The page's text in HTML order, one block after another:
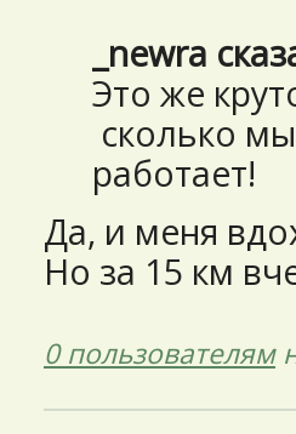
_newra
Это же
сколько
работает!
Да, и меня
Но за 15 км
0 пользователям